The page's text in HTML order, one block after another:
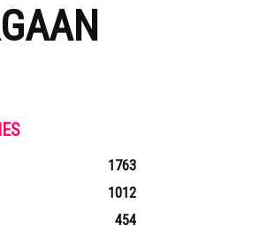
1763
1012
454